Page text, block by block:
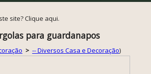
site? Clique aqui.
para guardanapos
> -- Diversos Casa e Decoração)